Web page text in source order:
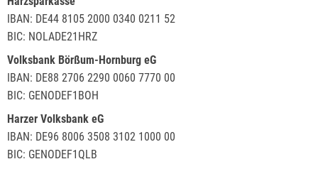
IBAN: DE44 8105 2000 0340 0211 52
BIC: NOLADE21HRZ
Volksbank Börßum-Hornburg eG
IBAN: DE88 2706 2290 0060 7770 00
BIC: GENODEF1BOH
Harzer Volksbank eG
IBAN: DE96 8006 3508 3102 1000 00
BIC: GENODEF1QLB